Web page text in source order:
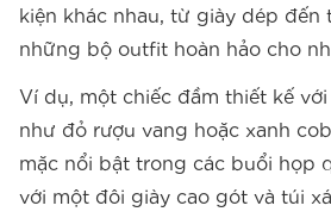
kiện khác nhau, từ giày dép đến
những bộ outfit hoàn hảo cho
Ví dụ, một chiếc đầm thiết kế
như đỏ rượu vang hoặc xanh
mặc nổi bật trong các buổi họp
với một đôi giày cao gót và túi